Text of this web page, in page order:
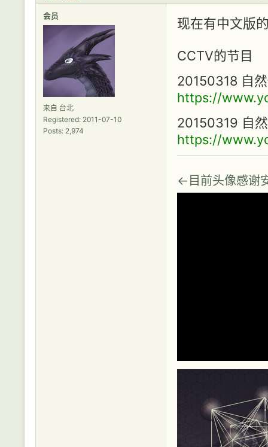
会员
来自 台北
Registered: 2011-07-10
Posts: 2,974
现在有中文版
CCTV的节目
20150318 自
https://
20150319 自
https://
←目前头像感谢